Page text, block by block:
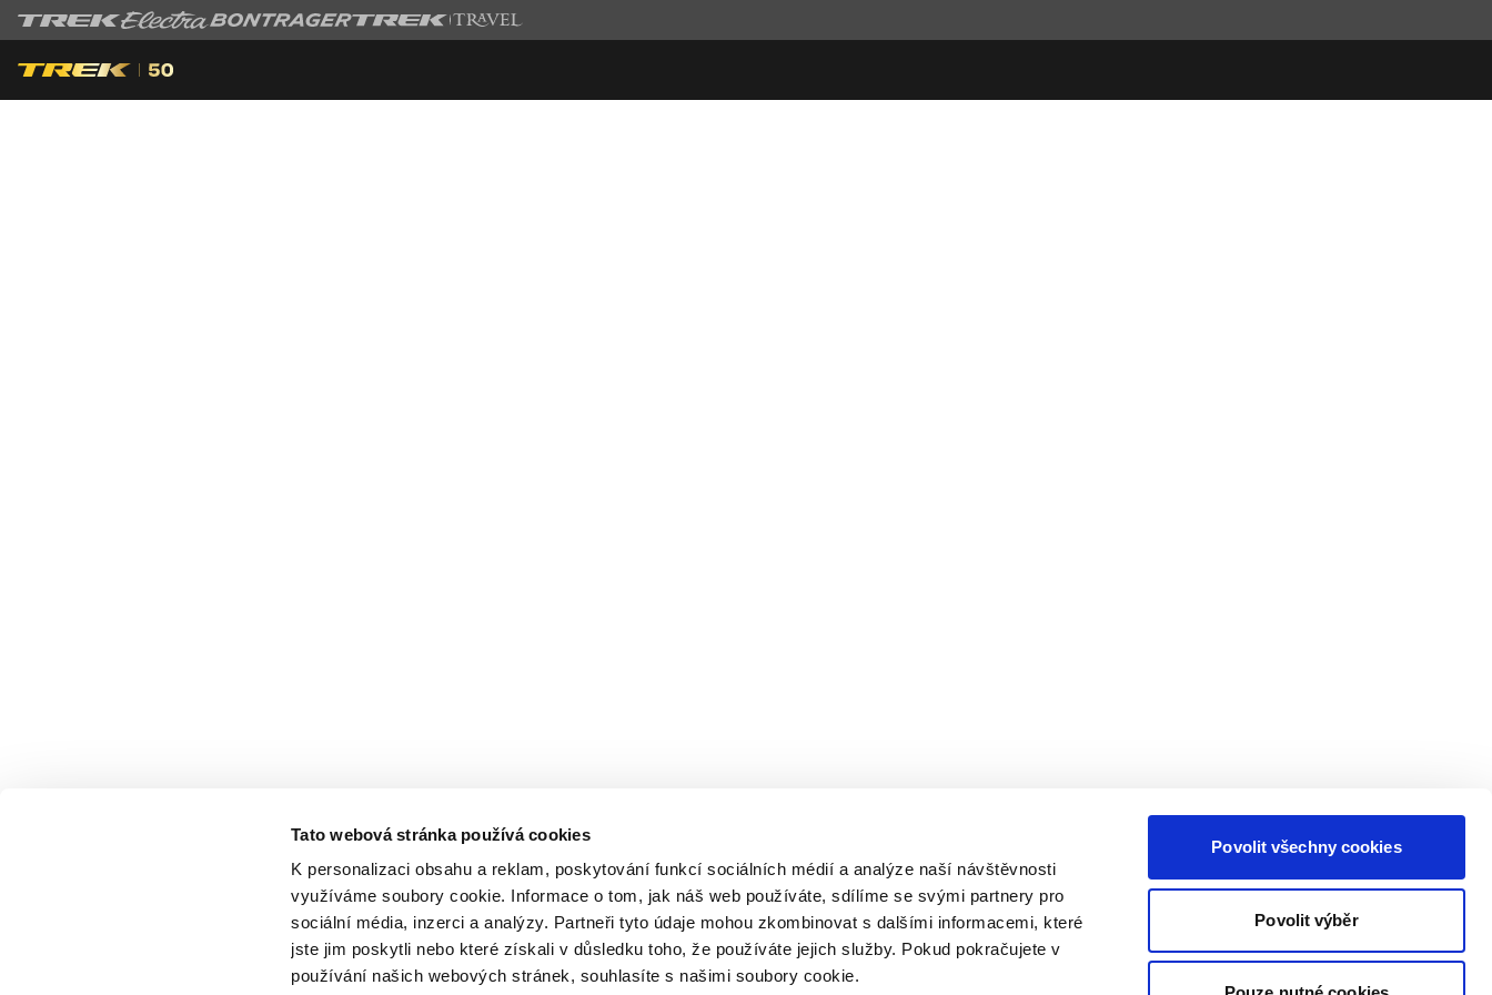
Tato webová stránka používá cookies
K personalizaci obsahu a reklam, poskytování funkcí sociálních médií a analýze naší návštěvnosti
využíváme soubory cookie. Informace o tom, jak náš web používáte, sdílíme se svými partnery pro
sociální média, inzerci a analýzy. Partneři tyto údaje mohou zkombinovat s dalšími informacemi, které
jste jim poskytli nebo které získali v důsledku toho, že používáte jejich služby. Pokud pokračujete v
používání našich webových stránek, souhlasíte s našimi soubory cookie.
Povolit všechny cookies
Povolit výběr